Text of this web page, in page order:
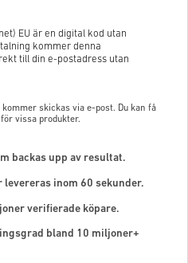
EU är en digital kod utan
kommer denna
till din e-postadress utan
skickas via e-post. Du kan få
vissa produkter.
backas upp av resultat.
inom 60 sekunder.
verifierade köpare.
bland 10 miljoner+